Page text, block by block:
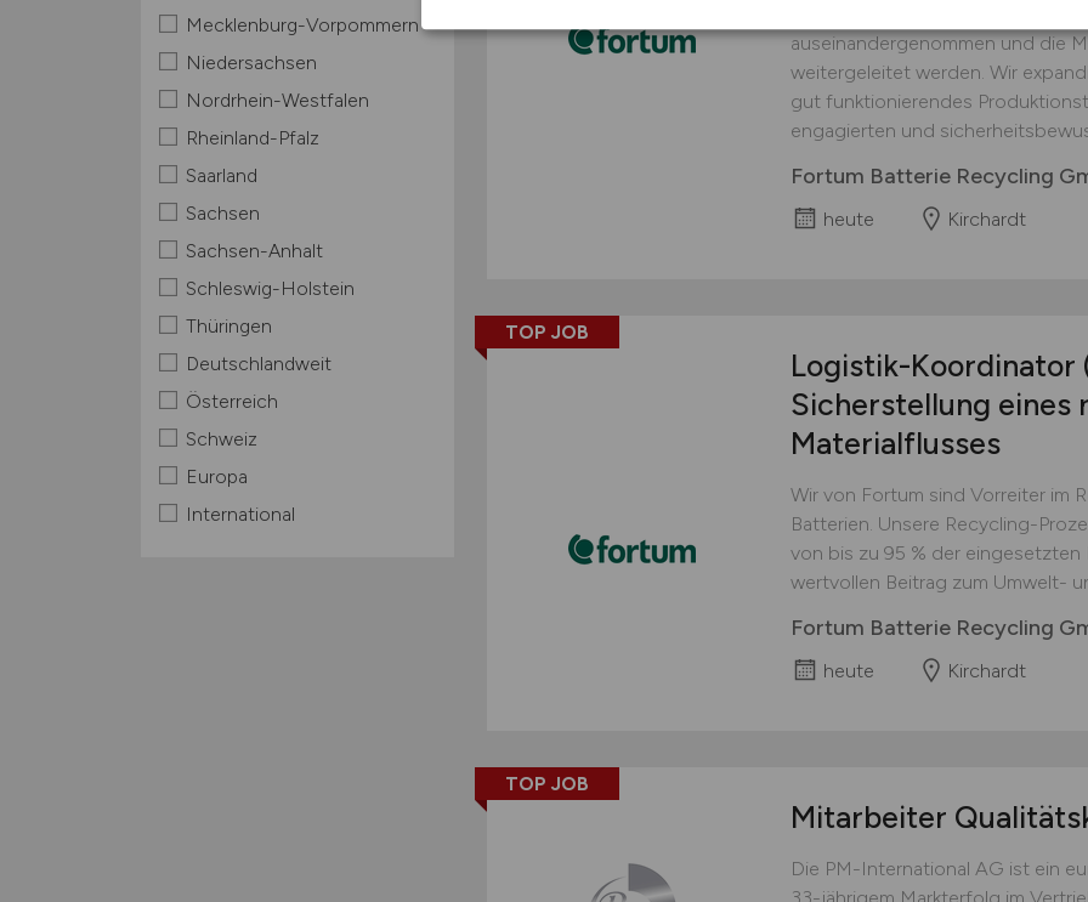
Mecklenburg-Vorpommern
Niedersachsen
Nordrhein-Westfalen
Rheinland-Pfalz
Saarland
Sachsen
Sachsen-Anhalt
Schleswig-Holstein
Thüringen
Deutschlandweit
Österreich
Schweiz
Europa
International
Prozessschritt durchgeführt, in
auseinandergenommen und die
weitergeleitet werden. Wir
gut funktionierendes
engagierten und
Fortum Batterie Recycling
heute Kirchardt
TOP JOB
Logistik-Koordinator
Sicherstellung eines
Materialflusses
Wir von Fortum sind Vorreiter im
Batterien. Unsere Recycling-
von bis zu 95 % der eingesetzten
wertvollen Beitrag zum Umwelt-
Fortum Batterie Recycling
heute Kirchardt
TOP JOB
Mitarbeiter
Die PM-International AG ist ein